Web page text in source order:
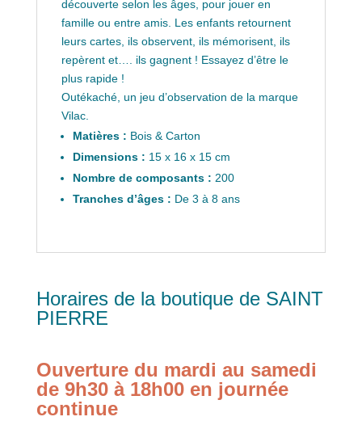
découverte selon les âges, pour jouer en
famille ou entre amis. Les enfants retournent
leurs cartes, ils observent, ils mémorisent, ils
repèrent et…. ils gagnent ! Essayez d’être le
plus rapide !
Outékaché, un jeu d’observation de la marque
Vilac.
Matières : Bois & Carton
Dimensions : 15 x 16 x 15 cm
Nombre de composants : 200
Tranches d’âges : De 3 à 8 ans
Horaires de la boutique de SAINT
PIERRE
Ouverture du mardi au samedi
de 9h30 à 18h00 en journée
continue